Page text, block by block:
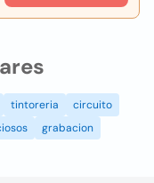
tintoreria
circuito
grabacion